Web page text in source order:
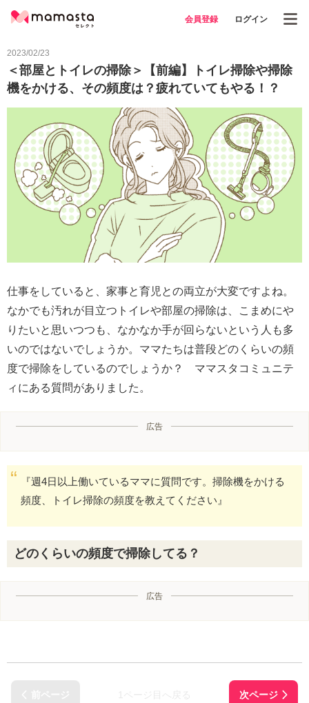
会員登録 ログイン
2023/02/23
＜部屋とトイレの掃除＞【前編】トイレ掃除や掃除
機をかける、その頻度は？疲れていてもやる！？
仕事をしていると、家事と育児との両立が大変ですよね。
なかでも汚れが目立つトイレや部屋の掃除は、こまめにや
りたいと思いつつも、なかなか手が回らないという人も多
いのではないでしょうか。ママたちは普段どのくらいの頻
度で掃除をしているのでしょうか？ ママスタコミュニテ
ィにある質問がありました。
広告
『週4日以上働いているママに質問です。掃除機をかける
頻度、トイレ掃除の頻度を教えてください』
どのくらいの頻度で掃除してる？
広告